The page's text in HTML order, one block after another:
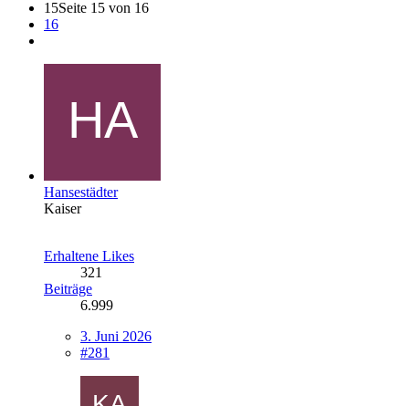
15Seite 15 von 16
16
Hansestädter
Kaiser
Erhaltene Likes
321
Beiträge
6.999
3. Juni 2026
#281